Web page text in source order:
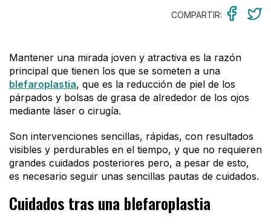
COMPARTIR:
Mantener una mirada joven y atractiva es la razón
principal que tienen los que se someten a una
blefaroplastia, que es la reducción de piel de los
párpados y bolsas de grasa de alrededor de los ojos
mediante láser o cirugía.
Son intervenciones sencillas, rápidas, con resultados
visibles y perdurables en el tiempo, y que no requieren
grandes cuidados posteriores pero, a pesar de esto,
es necesario seguir unas sencillas pautas de cuidados.
Cuidados tras una blefaroplastia